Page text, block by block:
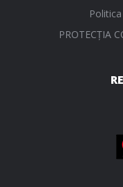
PROTECŢIA